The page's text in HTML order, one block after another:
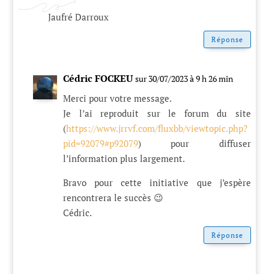
Jaufré Darroux
Réponse
Cédric FOCKEU sur 30/07/2023 à 9 h 26 min
Merci pour votre message.
Je l’ai reproduit sur le forum du site
(https://www.jrrvf.com/fluxbb/viewtopic.php?
pid=92079#p92079) pour diffuser
l’information plus largement.
Bravo pour cette initiative que j’espère
rencontrera le succès 😉
Cédric.
Réponse